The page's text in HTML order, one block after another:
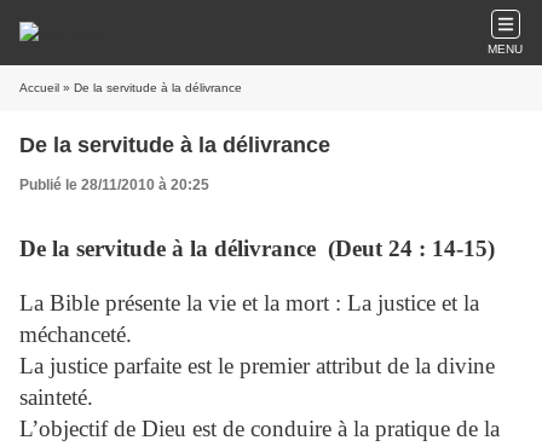
MENU
Accueil » De la servitude à la délivrance
De la servitude à la délivrance
Publié le 28/11/2010 à 20:25
De la servitude à la délivrance (Deut 24 : 14-15)
La Bible présente la vie et la mort : La justice et la
méchanceté.
La justice parfaite est le premier attribut de la divine
sainteté.
L’objectif de Dieu est de conduire à la pratique de la